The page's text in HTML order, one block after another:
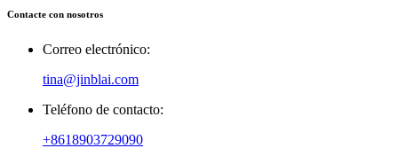
Contacte con nosotros
Correo electrónico:
tina@jinblai.com
Teléfono de contacto:
+8618903729090